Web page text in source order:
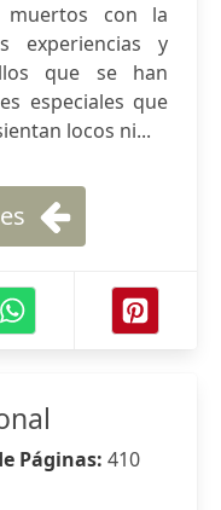
con la
experiencias y
que se han
especiales que
locos ni...
Páginas: 410